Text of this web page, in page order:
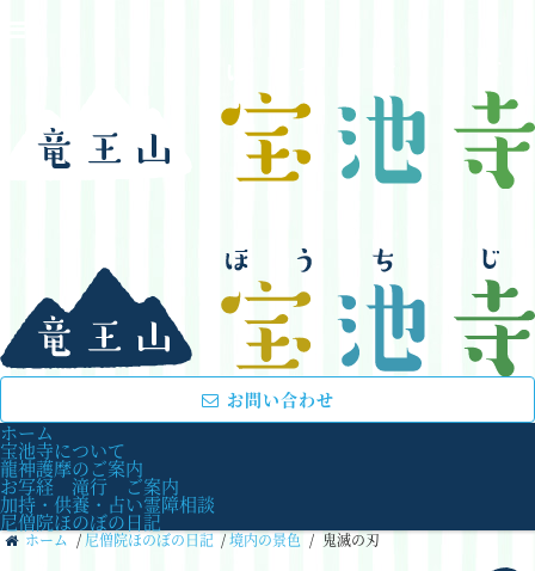
お問い合わせ
ホーム
宝池寺について
龍神護摩のご案内
お写経 滝行 ご案内
加持・供養・占い霊障相談
尼僧院ほのぼの日記
ホーム / 尼僧院ほのぼの日記 /境内の景色 / 鬼滅の刃